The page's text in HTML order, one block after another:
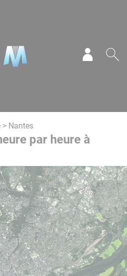
> Nantes
par heure à